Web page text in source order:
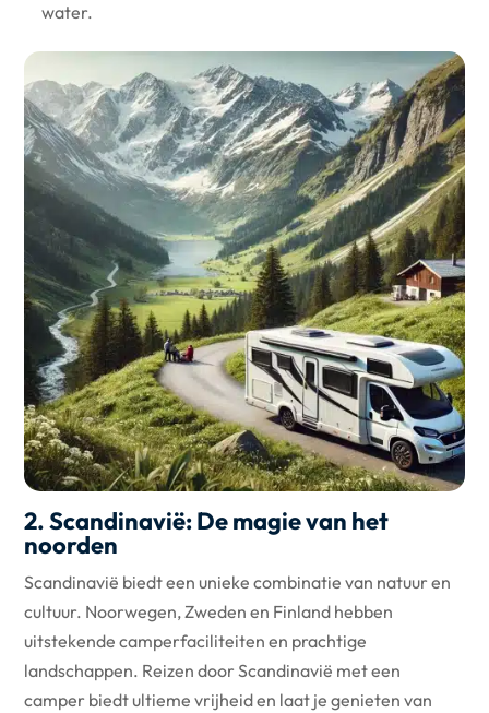
water.
2. Scandinavië: De magie van het
noorden
Scandinavië biedt een unieke combinatie van natuur en
cultuur. Noorwegen, Zweden en Finland hebben
uitstekende camperfaciliteiten en prachtige
landschappen. Reizen door Scandinavië met een
camper biedt ultieme vrijheid en laat je genieten van